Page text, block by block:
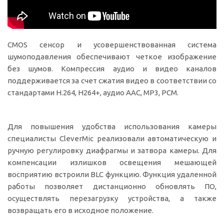
CMOS сенсор и усовершенствованная система
шумоподавления обеспечивают четкое изображение
без шумов. Компрессия аудио и видео каналов
поддерживается за счет сжатия видео в соответствии со
стандартами Н.264, Н264+, аудио AAC, MP3, PCM.
Для повышения удобства использования камеры
специалисты CleverMic реализовали автоматическую и
ручную регулировку диафрагмы и затвора камеры. Для
компенсации излишков освещения мешающей
восприятию встроили BLC функцию. Функция удаленной
работы позволяет дистанционно обновлять ПО,
осуществлять перезагрузку устройства, а также
возвращать его в исходное положение.